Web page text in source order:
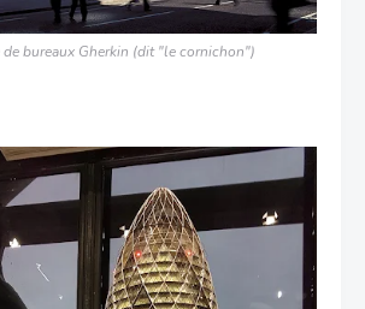
bureaux Gherkin (dit "le cornichon")